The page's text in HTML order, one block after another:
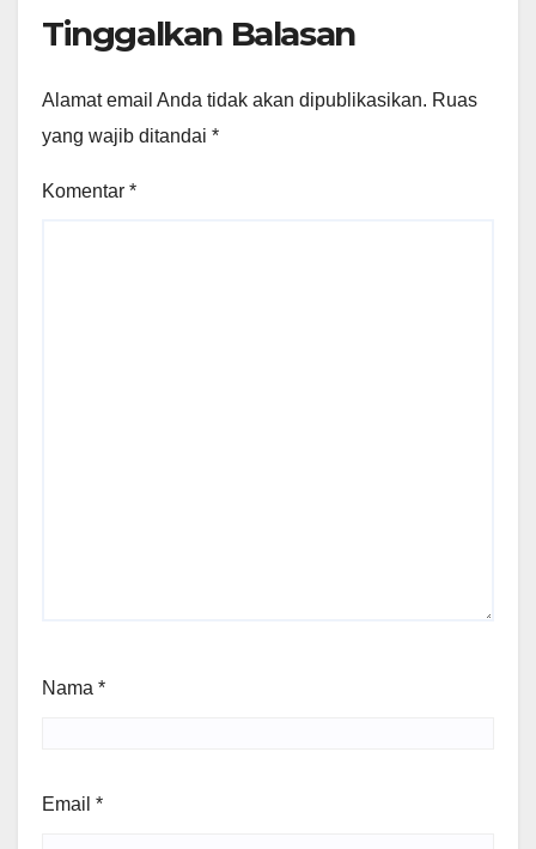
Tinggalkan Balasan
Alamat email Anda tidak akan dipublikasikan. Ruas
yang wajib ditandai *
Komentar *
Nama *
Email *